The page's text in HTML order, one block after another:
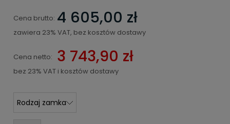
Cena brutto: 4 605,00 zł
zawiera 23% VAT, bez kosztów dostawy
Cena netto: 3 743,90 zł
bez 23% VAT i kosztów dostawy